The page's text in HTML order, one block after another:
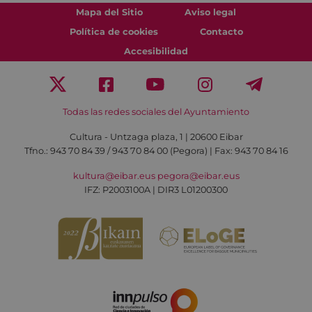
Mapa del Sitio
Aviso legal
Política de cookies
Contacto
Accesibilidad
Todas las redes sociales del Ayuntamiento
Cultura - Untzaga plaza, 1 | 20600 Eibar
Tfno.: 943 70 84 39 / 943 70 84 00 (Pegora) | Fax: 943 70 84 16
kultura@eibar.eus pegora@eibar.eus
IFZ: P2003100A | DIR3 L01200300